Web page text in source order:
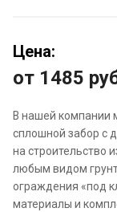
Цена:
от 1485
В нашей компании
сплошной забор с
на строительство
любым видом
ограждения «под
материалы и